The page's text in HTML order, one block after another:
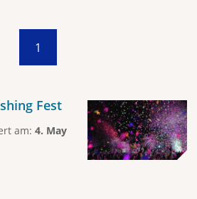
1
Fest
am: 4. May